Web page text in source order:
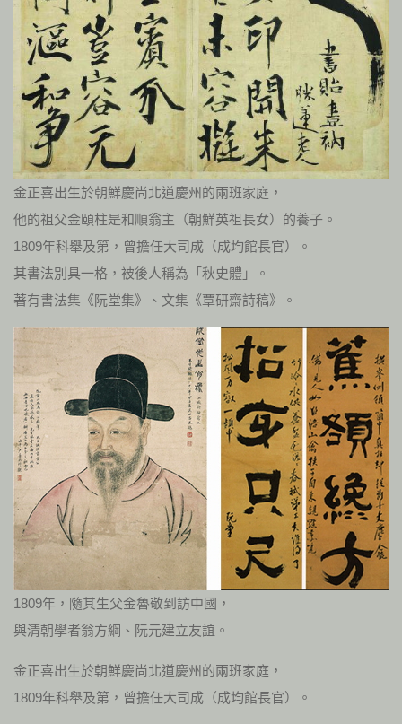
金正喜出生於朝鮮慶尚北道慶州的兩班家庭，
他的祖父金頤柱是和順翁主（朝鮮英祖長女）的養子。
1809年科舉及第，曾擔任大司成（成均館長官）。
其書法別具一格，被後人稱為「秋史體」。
著有書法集《阮堂集》、文集《覃研齋詩稿》。
1809年，隨其生父金魯敬到訪中國，
與清朝學者翁方綱、阮元建立友誼。
金正喜出生於朝鮮慶尚北道慶州的兩班家庭，
1809年科舉及第，曾擔任大司成（成均館長官）。